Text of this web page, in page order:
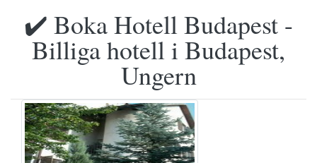
✔️ Boka Hotell Budapest -
Billiga hotell i Budapest,
Ungern